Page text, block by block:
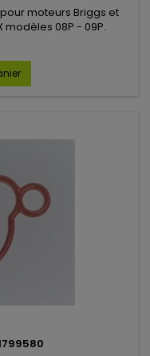
moteurs Briggs et
modèles 08P - 09P.